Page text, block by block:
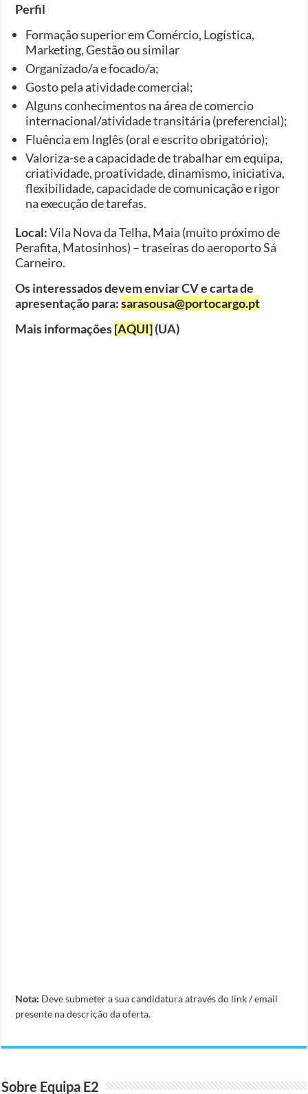
Perfil
Formação superior em Comércio, Logística,
Marketing, Gestão ou similar
Organizado/a e focado/a;
Gosto pela atividade comercial;
Alguns conhecimentos na área de comercio
internacional/atividade transitária (preferencial);
Fluência em Inglês (oral e escrito obrigatório);
Valoriza-se a capacidade de trabalhar em equipa,
criatividade, proatividade, dinamismo, iniciativa,
flexibilidade, capacidade de comunicação e rigor
na execução de tarefas.
Local:Vila Nova da Telha, Maia (muito próximo de
Perafita, Matosinhos) – traseiras do aeroporto Sá
Carneiro.
Os interessados devem enviar CV e carta de
apresentação para:sarasousa@portocargo.pt
Mais informações[AQUI](UA)
Nota: Deve submeter a sua candidatura através do link / email
presente na descrição da oferta.
Sobre Equipa E2